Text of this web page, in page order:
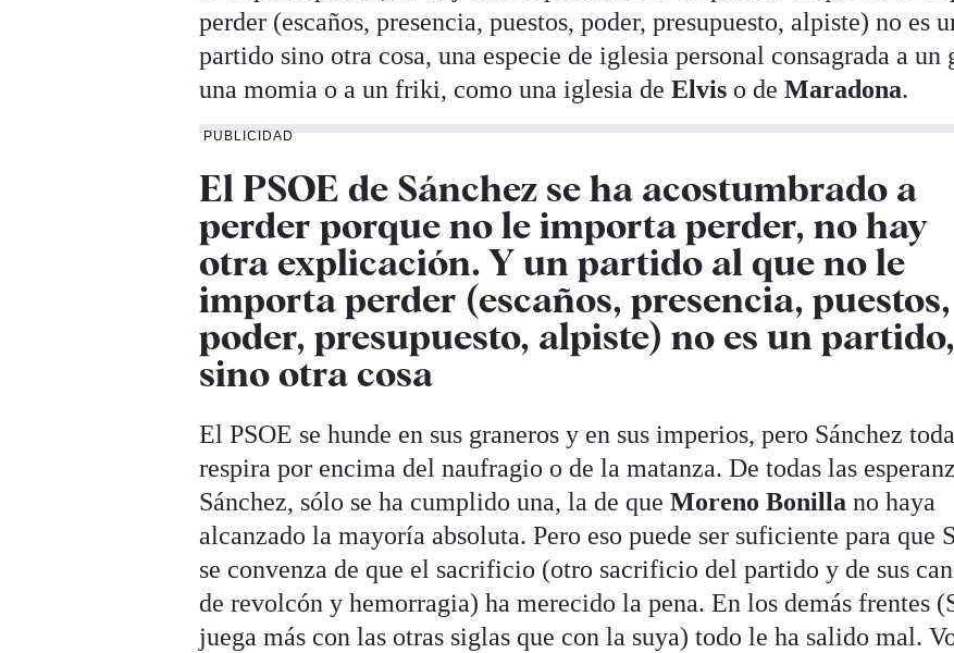
perder (escaños, presencia, puestos, poder, presupuesto, alpiste) no es
partido sino otra cosa, una especie de iglesia personal consagrada a un
una momia o a un friki, como una iglesia deElvis o deMaradona.
PUBLICIDAD
El PSOE de Sánchez se ha acostumbrado a
perder porque no le importa perder, no hay
otra explicación. Y un partido al que no le
importa perder (escaños, presencia, puestos,
poder, presupuesto, alpiste) no es un partido,
sino otra cosa
El PSOE se hunde en sus graneros y en sus imperios, pero Sánchez
respira por encima del naufragio o de la matanza. De todas las
Sánchez, sólo se ha cumplido una, la de queMoreno Bonilla no haya
alcanzado la mayoría absoluta. Pero eso puede ser suficiente para que
se convenza de que el sacrificio (otro sacrificio del partido y de sus
de revolcón y hemorragia) ha merecido la pena. En los demás frentes
juega más con las otras siglas que con la suya) todo le ha salido mal.